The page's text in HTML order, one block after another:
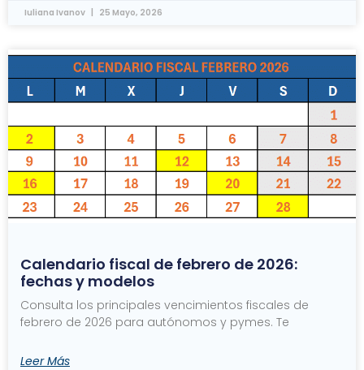
Iuliana Ivanov 25 Mayo, 2026
Calendario fiscal de febrero de 2026:
fechas y modelos
Consulta los principales vencimientos fiscales de
febrero de 2026 para autónomos y pymes. Te
Leer Más